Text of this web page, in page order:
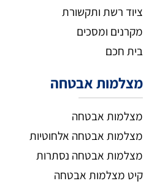
ציוד רשת ותקשורת
מקרנים ומסכים
בית חכם
מצלמות אבטחה
מצלמות אבטחה
מצלמות אבטחה אלחוטיות
מצלמות אבטחה נסתרות
קיט מצלמות אבטחה